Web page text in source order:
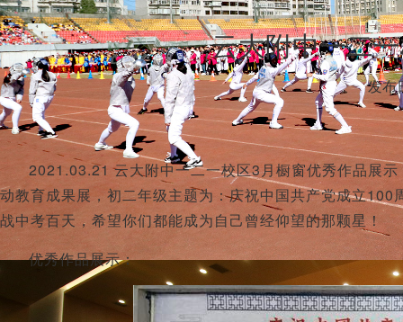
云大附中一二
发布
2021.03.21 云大附中一二一校区3月橱窗优秀作品展
动教育成果展，初二年级主题为：庆祝中国共产党成立
战中考百天，希望你们都能成为自己曾经仰望的那颗星！
优秀作品展示：